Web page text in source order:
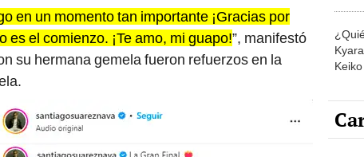
en un momento tan importante ¡Gracias por
el comienzo. ¡Te amo, mi guapo!”, manifestó
su hermana gemela fueron refuerzos en la